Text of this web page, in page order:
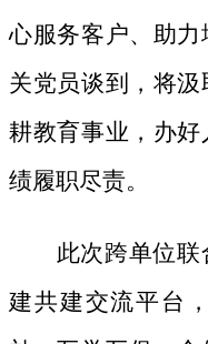
心服务客户、助
关党员谈到，将
耕教育事业，办
绩履职尽责。
此次跨单位
建共建交流平台